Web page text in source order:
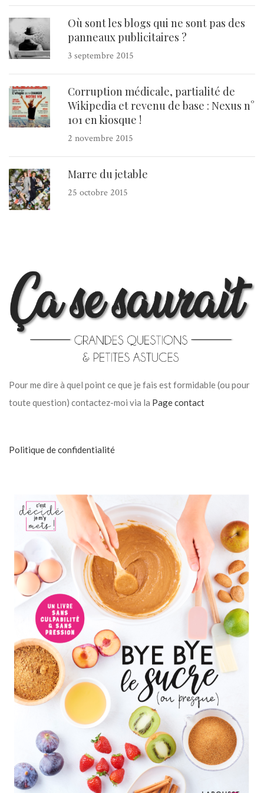
Où sont les blogs qui ne sont pas des
panneaux publicitaires ?
3 septembre 2015
Corruption médicale, partialité de
Wikipedia et revenu de base : Nexus n°
101 en kiosque !
2 novembre 2015
Marre du jetable
25 octobre 2015
Pour me dire à quel point ce que je fais est formidable (ou pour
toute question) contactez-moi via la Page contact
Politique de confidentialité